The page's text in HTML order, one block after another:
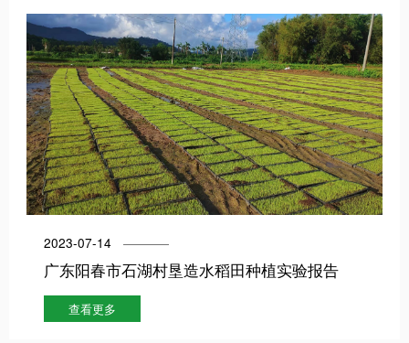
2023-07-14
广东阳春市石湖村垦造水稻田种植实验报告
查看更多